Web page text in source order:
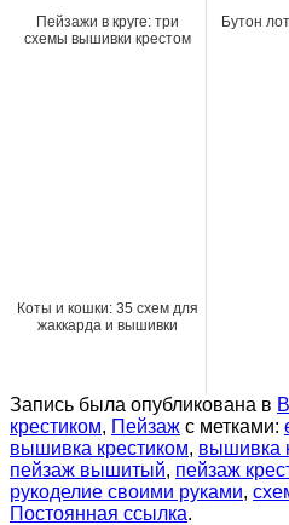
Пейзажи в круге: три
схемы вышивки крестом
Бутон
Коты и кошки: 35 схем для
жаккарда и вышивки
Запись была опубликована в
крестиком, Пейзаж с метками:
вышивка крестиком, вышивка
пейзаж вышитый, пейзаж
рукоделие своими руками,
Постоянная ссылка.